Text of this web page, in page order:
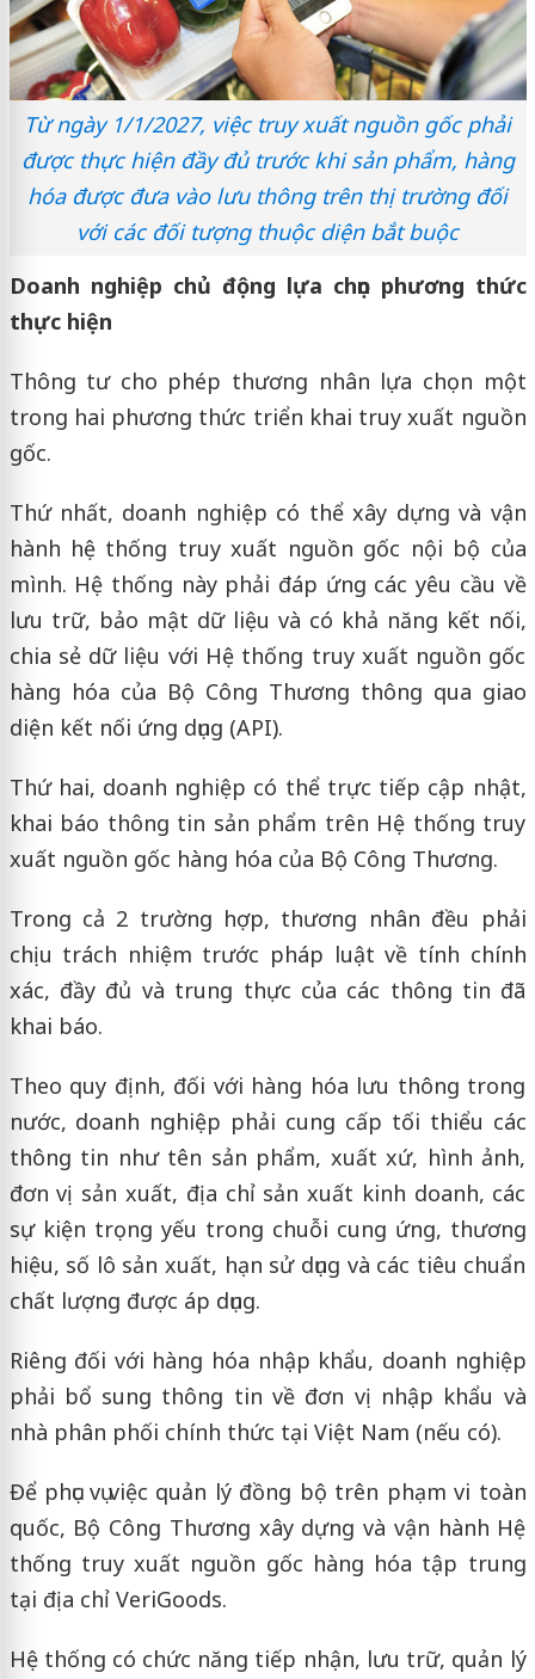
Từ ngày 1/1/2027, việc truy xuất nguồn gốc phải
được thực hiện đầy đủ trước khi sản phẩm, hàng
hóa được đưa vào lưu thông trên thị trường đối
với các đối tượng thuộc diện bắt buộc
Doanh nghiệp chủ động lựa chọn phương thức
thực hiện
Thông tư cho phép thương nhân lựa chọn một
trong hai phương thức triển khai truy xuất nguồn
gốc.
Thứ nhất, doanh nghiệp có thể xây dựng và vận
hành hệ thống truy xuất nguồn gốc nội bộ của
mình. Hệ thống này phải đáp ứng các yêu cầu về
lưu trữ, bảo mật dữ liệu và có khả năng kết nối,
chia sẻ dữ liệu với Hệ thống truy xuất nguồn gốc
hàng hóa của Bộ Công Thương thông qua giao
diện kết nối ứng dụng (API).
Thứ hai, doanh nghiệp có thể trực tiếp cập nhật,
khai báo thông tin sản phẩm trên Hệ thống truy
xuất nguồn gốc hàng hóa của Bộ Công Thương.
Trong cả 2 trường hợp, thương nhân đều phải
chịu trách nhiệm trước pháp luật về tính chính
xác, đầy đủ và trung thực của các thông tin đã
khai báo.
Theo quy định, đối với hàng hóa lưu thông trong
nước, doanh nghiệp phải cung cấp tối thiểu các
thông tin như tên sản phẩm, xuất xứ, hình ảnh,
đơn vị sản xuất, địa chỉ sản xuất kinh doanh, các
sự kiện trọng yếu trong chuỗi cung ứng, thương
hiệu, số lô sản xuất, hạn sử dụng và các tiêu chuẩn
chất lượng được áp dụng.
Riêng đối với hàng hóa nhập khẩu, doanh nghiệp
phải bổ sung thông tin về đơn vị nhập khẩu và
nhà phân phối chính thức tại Việt Nam (nếu có).
Để phục vụ việc quản lý đồng bộ trên phạm vi toàn
quốc, Bộ Công Thương xây dựng và vận hành Hệ
thống truy xuất nguồn gốc hàng hóa tập trung
tại địa chỉ VeriGoods.
Hệ thống có chức năng tiếp nhận, lưu trữ, quản lý